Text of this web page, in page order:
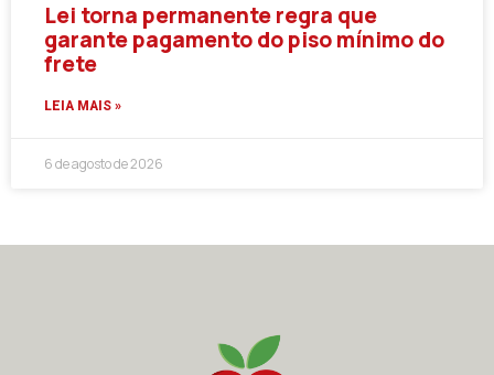
Lei torna permanente regra que
garante pagamento do piso mínimo do
frete
LEIA MAIS »
6 de agosto de 2026